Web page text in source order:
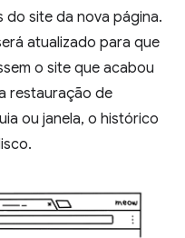
site da nova página.
atualizado para que
o site que acabou
restauração de
ou janela, o histórico